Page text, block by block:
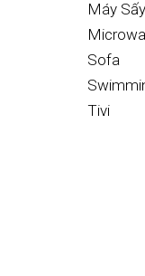
Máy Sấy
Sofa
Tivi